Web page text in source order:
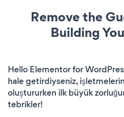
Remove the
Building
Hello Elementor for
hale getirdiyseniz,
oluştururken ilk büyük
tebrikler!